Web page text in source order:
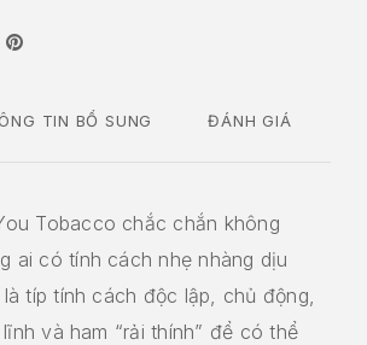
TIN BỔ SUNG ĐÁNH GIÁ
Tobacco chắc chắn không
ai có tính cách nhẹ nhàng dịu
típ tính cách độc lập, chủ động,
và ham “rải thính” để có thể